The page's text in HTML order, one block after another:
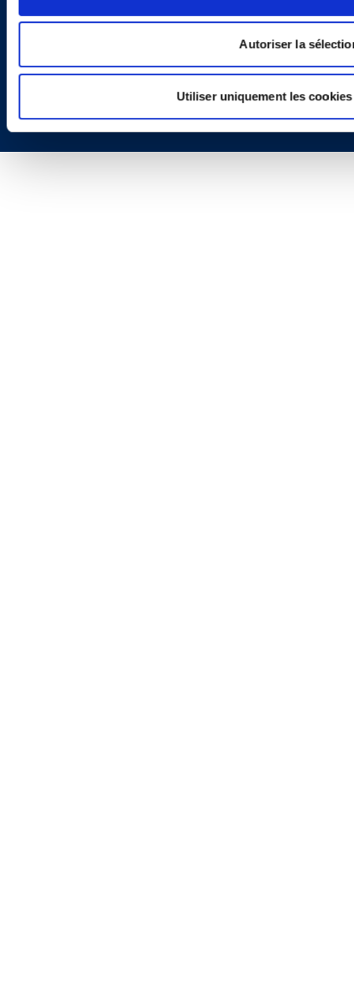
Autoriser la
Utiliser uniquement les
Copyright © 2026 | Ogletree Deakins